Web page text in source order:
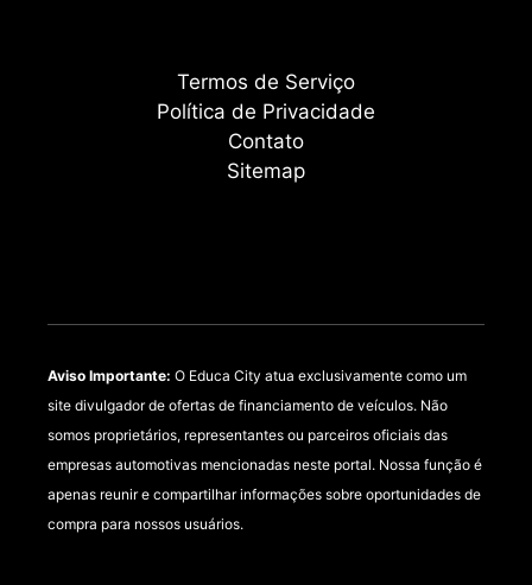
Termos de Serviço
Política de Privacidade
Contato
Sitemap
Aviso Importante: O Educa City atua exclusivamente como um
site divulgador de ofertas de financiamento de veículos. Não
somos proprietários, representantes ou parceiros oficiais das
empresas automotivas mencionadas neste portal. Nossa função é
apenas reunir e compartilhar informações sobre oportunidades de
compra para nossos usuários.